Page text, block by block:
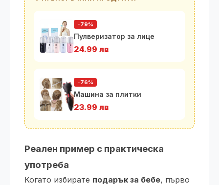
-79%
Пулверизатор за лице
24.99 лв
-76%
Машина за плитки
23.99 лв
Реален пример с практическа
употреба
Когато избирате подарък за бебе, първо